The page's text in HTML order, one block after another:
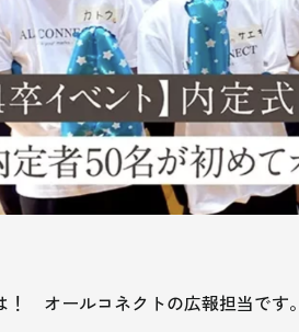
！ オールコネクトの広報担当です。